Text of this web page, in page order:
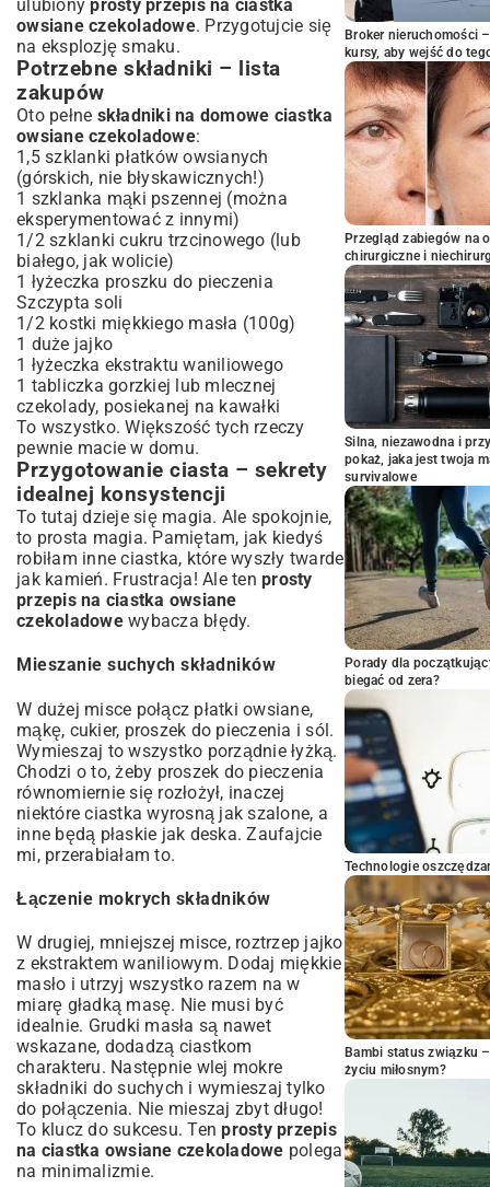
ulubionyprosty przepis na ciastka
owsiane czekoladowe. Przygotujcie się
na eksplozję smaku.
Potrzebne składniki – lista
zakupów
Oto pełne składniki na domowe ciastka
owsiane czekoladowe:
1,5 szklanki płatków owsianych
(górskich, nie błyskawicznych!)
1 szklanka mąki pszennej (można
eksperymentować z innymi)
1/2 szklanki cukru trzcinowego (lub
białego, jak wolicie)
1 łyżeczka proszku do pieczenia
Szczypta soli
1/2 kostki miękkiego masła (100g)
1 duże jajko
1 łyżeczka ekstraktu waniliowego
1 tabliczka gorzkiej lub mlecznej
czekolady, posiekanej na kawałki
To wszystko. Większość tych rzeczy
pewnie macie w domu.
Przygotowanie ciasta – sekrety
idealnej konsystencji
To tutaj dzieje się magia. Ale spokojnie,
to prosta magia. Pamiętam, jak kiedyś
robiłam inne ciastka, które wyszły twarde
jak kamień. Frustracja! Ale ten prosty
przepis na ciastka owsiane
czekoladowewybacza błędy.
Mieszanie suchych składników
W dużej misce połącz płatki owsiane,
mąkę, cukier, proszek do pieczenia i sól.
Wymieszaj to wszystko porządnie łyżką.
Chodzi o to, żeby proszek do pieczenia
równomiernie się rozłożył, inaczej
niektóre ciastka wyrosną jak szalone, a
inne będą płaskie jak deska. Zaufajcie
mi, przerabiałam to.
Łączenie mokrych składników
W drugiej, mniejszej misce, roztrzep jajko
z ekstraktem waniliowym. Dodaj miękkie
masło i utrzyj wszystko razem na w
miarę gładką masę. Nie musi być
idealnie. Grudki masła są nawet
wskazane, dodadzą ciastkom
charakteru. Następnie wlej mokre
składniki do suchych i wymieszaj tylko
do połączenia. Nie mieszaj zbyt długo!
To klucz do sukcesu. Tenprosty przepis
na ciastka owsiane czekoladowe polega
na minimalizmie.
Broker nieruchomości
kursy, aby wejść do
Przegląd zabiegów na
chirurgiczne i
Silna, niezawodna i
pokaż, jaka jest twoja
survivalowe
Porady dla
biegać od zera?
Technologie
Bambi status związku
życiu miłosnym?